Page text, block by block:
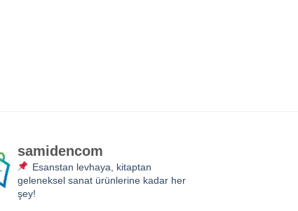
samidencom
Esanstan levhaya, kitaptan
geleneksel sanat ürünlerine kadar her
şey!